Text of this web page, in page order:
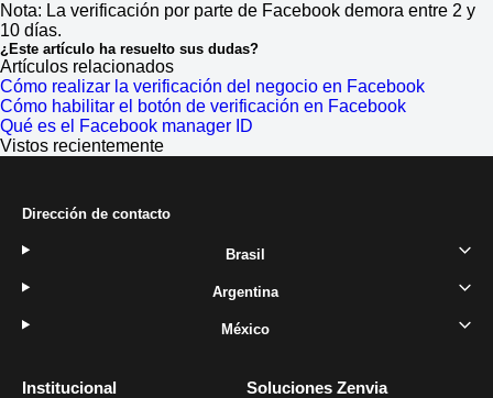
Nota: La verificación por parte de Facebook demora entre 2 y
10 días.
¿Este artículo ha resuelto sus dudas?
Artículos relacionados
Cómo realizar la verificación del negocio en Facebook
Cómo habilitar el botón de verificación en Facebook
Qué es el Facebook manager ID
Vistos recientemente
Institucional Soluciones Zenvia
Dirección de contacto
Brasil
Argentina
México